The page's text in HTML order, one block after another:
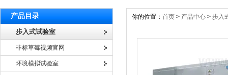
产品目录
步入式试验室
非标草莓视频官网
环境模拟试验室
你的位置： 首页 > 产品中心 > 步入